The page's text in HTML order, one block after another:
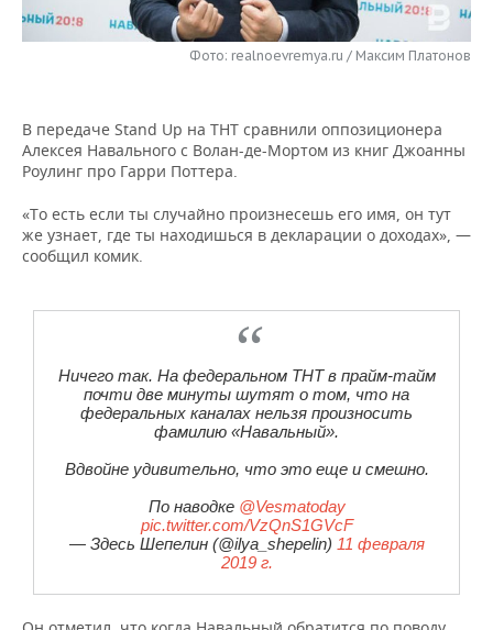
НЕФТЕХИМИЯ
ЭНЕРГЕТИКА
РОЗНИЧНАЯ ТОРГОВЛЯ
УСЛУГИ
НОВОСТИ ТЕХНОЛОГИЙ
МЕДИА
МЕРОПРИЯТИЯ
ВЫЕЗДНАЯ РЕДАКЦИЯ
ONLINE-КОНФЕРЕНЦИИ
НОВОСТИ СПОРТА
ХОККЕЙ
КИБЕРСПОРТ
ФИГУРНОЕ КАТАНИЕ
ВОДНЫЕ ВИДЫ СПОРТА
ХОККЕЙ С МЯЧОМ
ОБЩЕСТВО
ВЛАСТЬ
КУЛЬТУРА
ОБРАЗОВАНИЕ
ПРОИСШЕСТВИЯ
СЮЖЕТЫ
СПИСОК КОМПАНИЙ
Фото: realnoevremya.ru / Максим Платонов
В передаче Stand Up на ТНТ сравнили оппозиционера
Алексея Навального с Волан-де-Мортом из книг Джоанны
Роулинг про Гарри Поттера.
«То есть если ты случайно произнесешь его имя, он тут
же узнает, где ты находишься в декларации о доходах», —
сообщил комик.
Ничего так. На федеральном ТНТ в прайм-тайм
почти две минуты шутят о том, что на
федеральных каналах нельзя произносить
фамилию «Навальный».
Вдвойне удивительно, что это еще и смешно.
По наводке @Vesmatoday
pic.twitter.com/VzQnS1GVcF
— Здесь Шепелин (@ilya_shepelin) 11 февраля
2019 г.